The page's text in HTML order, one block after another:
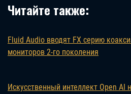
Читайте также:
Fluid Audio вводят FX серию
мониторов 2-го поколения
Искусственный интеллект Open AI